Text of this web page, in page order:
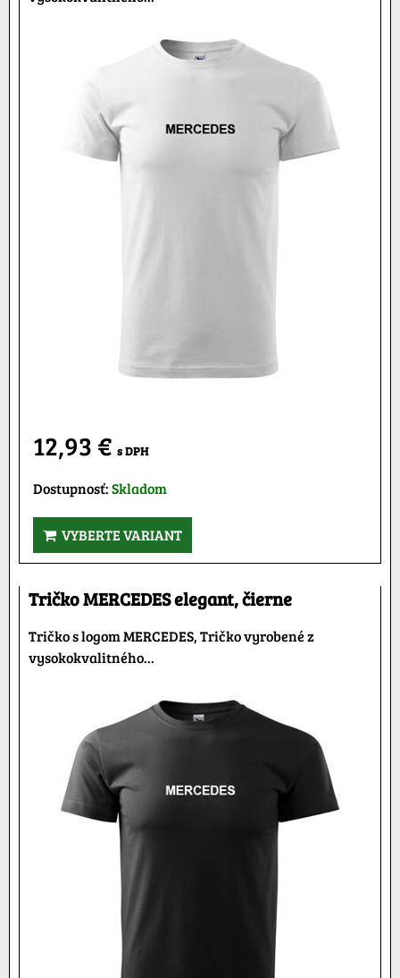
12,93 € s DPH
Dostupnosť:Skladom
VYBERTE VARIANT
Tričko MERCEDES elegant, čierne
Tričko s logom MERCEDES, Tričko vyrobené z
vysokokvalitného...